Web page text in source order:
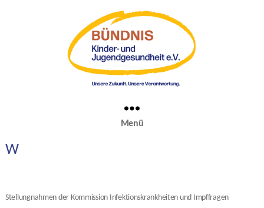
Menü
W
Kategorien
Stellungnahmen der Kommission Infektionskrankheiten und Impffragen